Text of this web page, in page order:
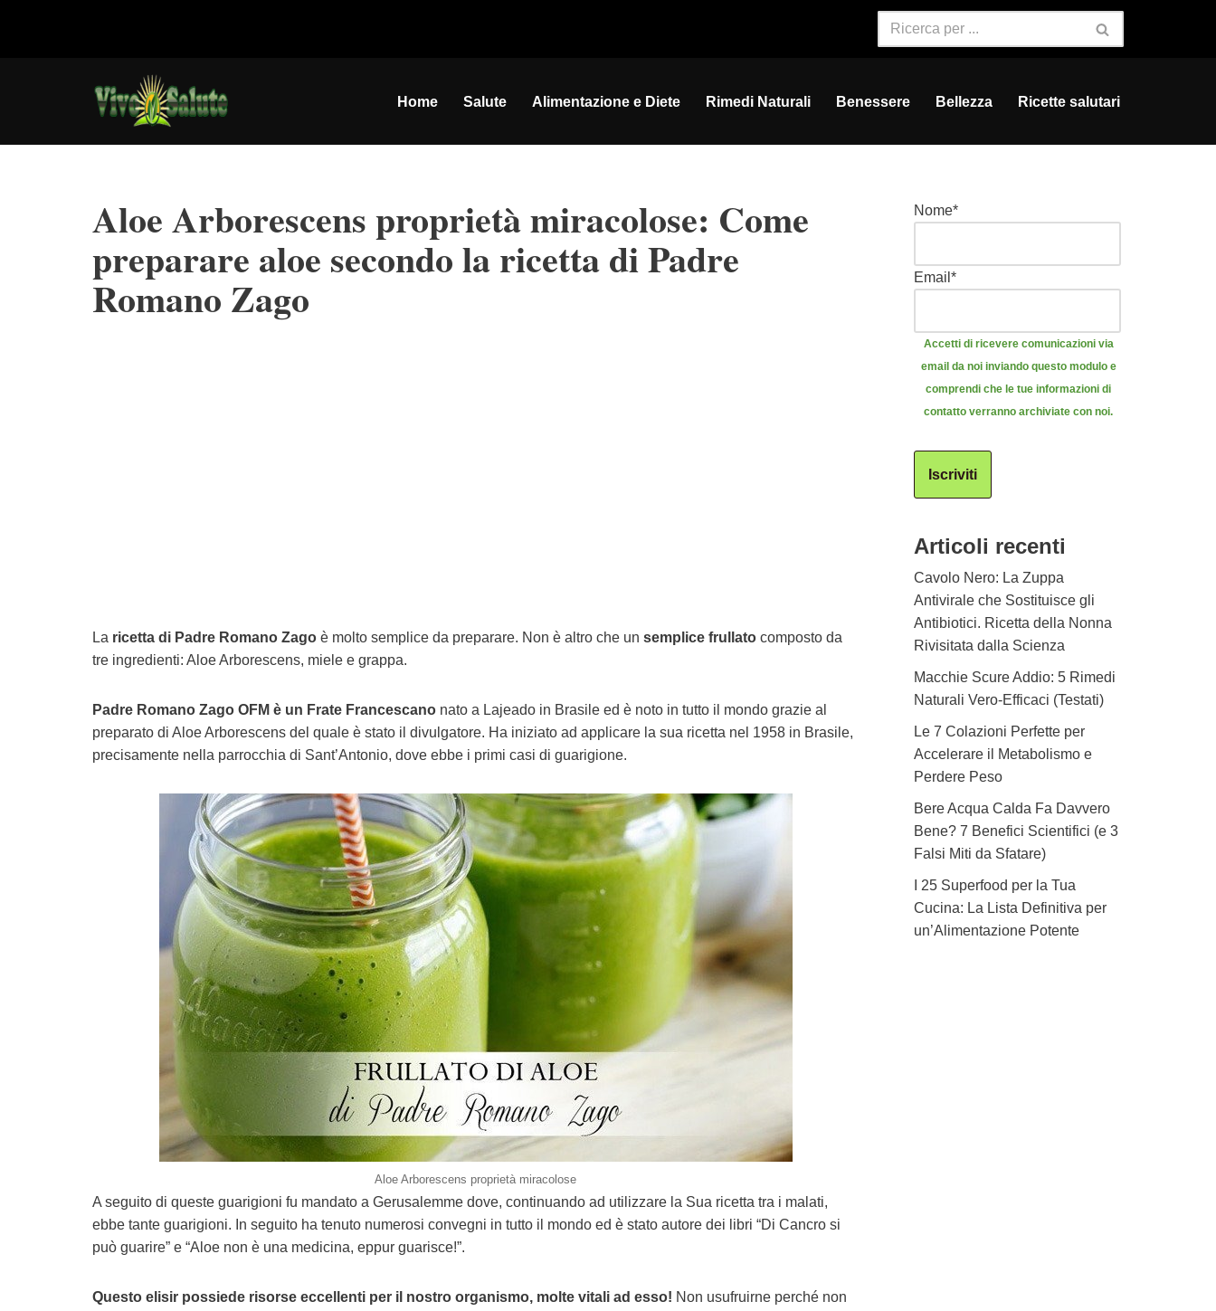
Home Salute Alimentazione e Diete Rimedi Naturali Benessere Bellezza Ricette salutari
Aloe Arborescens proprietà miracolose: Come
preparare aloe secondo la ricetta di Padre
Romano Zago
La ricetta di Padre Romano Zago è molto semplice da preparare. Non è altro che un semplice frullato composto da
tre ingredienti: Aloe Arborescens, miele e grappa.
Padre Romano Zago OFM è un Frate Francescano nato a Lajeado in Brasile ed è noto in tutto il mondo grazie al
preparato di Aloe Arborescens del quale è stato il divulgatore. Ha iniziato ad applicare la sua ricetta nel 1958 in Brasile,
precisamente nella parrocchia di Sant’Antonio, dove ebbe i primi casi di guarigione.
Aloe Arborescens proprietà miracolose
A seguito di queste guarigioni fu mandato a Gerusalemme dove, continuando ad utilizzare la Sua ricetta tra i malati,
ebbe tante guarigioni. In seguito ha tenuto numerosi convegni in tutto il mondo ed è stato autore dei libri “Di Cancro si
può guarire” e “Aloe non è una medicina, eppur guarisce!”.
Questo elisir possiede risorse eccellenti per il nostro organismo, molte vitali ad esso! Non usufruirne perché non
Nome*
Email *
Accetti di ricevere comunicazioni via
email da noi inviando questo modulo e
comprendi che le tue informazioni di
contatto verranno archiviate con noi.
Iscriviti
Articoli recenti
Cavolo Nero: La Zuppa
Antivirale che Sostituisce gli
Antibiotici. Ricetta della Nonna
Rivisitata dalla Scienza
Macchie Scure Addio: 5 Rimedi
Naturali Vero-Efficaci (Testati)
Le 7 Colazioni Perfette per
Accelerare il Metabolismo e
Perdere Peso
Bere Acqua Calda Fa Davvero
Bene? 7 Benefici Scientifici (e 3
Falsi Miti da Sfatare)
I 25 Superfood per la Tua
Cucina: La Lista Definitiva per
un’Alimentazione Potente